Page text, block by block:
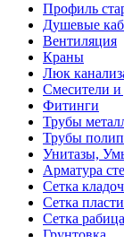
Профиль
Душевые
Вентиляция
Краны
Люк
Смесители и
Фитинги
Трубы
Трубы
Унитазы,
Арматура
Сетка
Сетка
Сетка
Грунтовка